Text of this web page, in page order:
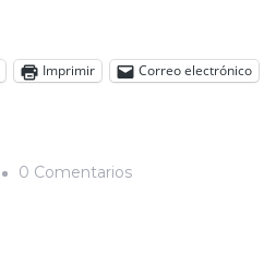
Imprimir Correo electrónico
0 ComentariosEn